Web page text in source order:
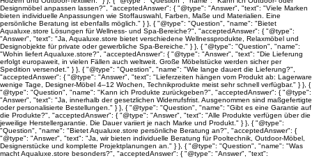
Designmöbel anpassen lassen?", "acceptedAnswer": { "@type": "Answer", "text": "Viele Marken
bieten individuelle Anpassungen wie Stoffauswahl, Farben, Maße und Materialien. Eine
persönliche Beratung ist ebenfalls möglich." } }, { "@type": "Question", "name": "Bietet
Aqualuxe.store Lösungen für Wellness- und Spa-Bereiche?", "acceptedAnswer": { "@type":
"Answer", "text": "Ja, Aqualuxe.store bietet verschiedene Wellnessprodukte, Relaxmöbel und
Designobjekte für private oder gewerbliche Spa-Bereiche." } }, { "@type": "Question", "name":
"Wohin liefert Aqualuxe.store?", "acceptedAnswer": { "@type": "Answer", "text": "Die Lieferung
erfolgt europaweit, in vielen Fällen auch weltweit. Große Möbelstücke werden sicher per
Spedition versendet." } }, { "@type": "Question", "name": "Wie lange dauert die Lieferung?",
"acceptedAnswer": { "@type": "Answer", "text": "Lieferzeiten hängen vom Produkt ab: Lagerware
wenige Tage, Designer-Möbel 4–12 Wochen, Technikprodukte meist sehr schnell verfügbar." } }, {
"@type": "Question", "name": "Kann ich Produkte zurückgeben?", "acceptedAnswer": { "@type":
"Answer", "text": "Ja, innerhalb der gesetzlichen Widerrufsfrist. Ausgenommen sind maßgefertigte
oder personalisierte Bestellungen." } }, { "@type": "Question", "name": "Gibt es eine Garantie auf
die Produkte?", "acceptedAnswer": { "@type": "Answer", "text": "Alle Produkte verfügen über die
jeweilige Herstellergarantie. Die Dauer variiert je nach Marke und Produkt." } }, { "@type":
"Question", "name": "Bietet Aqualuxe.store persönliche Beratung an?", "acceptedAnswer": {
"@type": "Answer", "text": "Ja, wir bieten individuelle Beratung für Pooltechnik, Outdoor-Möbel,
Designerstücke und komplette Projektplanungen an." } }, { "@type": "Question", "name": "Was
macht Aqualuxe.store besonders?", "acceptedAnswer": { "@type": "Answer", "text":